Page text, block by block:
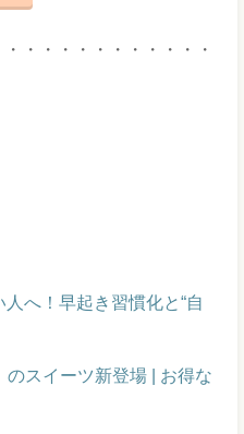
・・・・・・・・・・・
へ！早起き習慣化と“自
のスイーツ新登場 | お得な